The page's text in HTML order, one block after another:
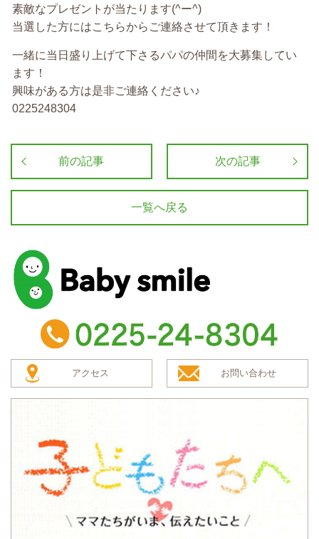
素敵なプレゼントが当たります(^ー^)
当選した方にはこちらからご連絡させて頂きます！
一緒に当日盛り上げて下さるパパの仲間を大募集してい
ます！
興味がある方は是非ご連絡ください♪
0225248304
前の記事 次の記事
一覧へ戻る
baby smile
TEL：0225-24-8304
アクセス お問い合わせ